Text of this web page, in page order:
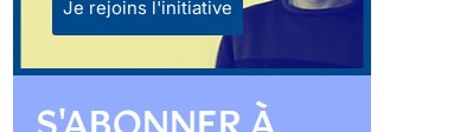
Je rejoins l'initiative